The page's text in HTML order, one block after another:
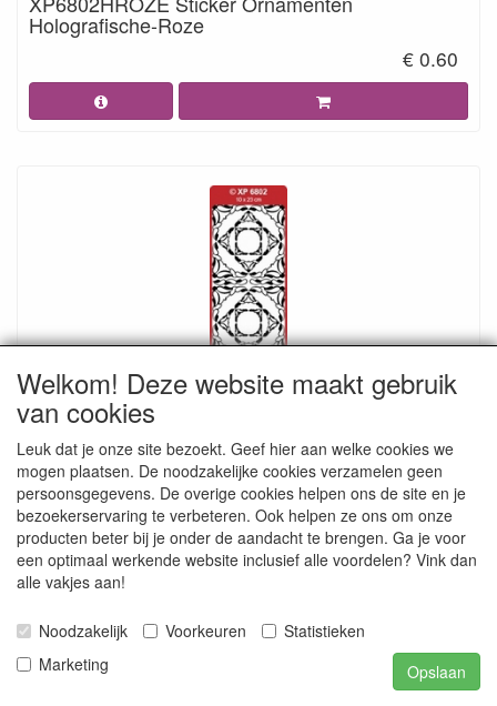
Welkom! Deze website maakt gebruik
van cookies
Leuk dat je onze site bezoekt. Geef hier aan welke cookies we
mogen plaatsen. De noodzakelijke cookies verzamelen geen
persoonsgegevens. De overige cookies helpen ons de site en je
bezoekerservaring te verbeteren. Ook helpen ze ons om onze
producten beter bij je onder de aandacht te brengen. Ga je voor
een optimaal werkende website inclusief alle voordelen? Vink dan
alle vakjes aan!
Noodzakelijk Voorkeuren
Statistieken
Marketing
Opslaan
Holografische-Roze
€ 0.60
XP6802THB Sticker Ornamenten Holo.Blauw